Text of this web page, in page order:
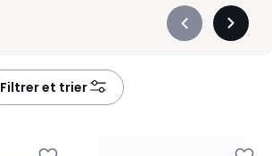
Précédent
Filtrer et trier